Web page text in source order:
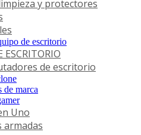
y protectores
de escritorio
ESCRITORIO
de escritorio
de marca
Uno
armadas